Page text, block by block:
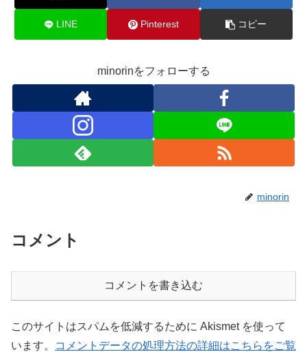
LINE Pinterest コピー
minorinをフォローする
minorin
コメント
コメントを書き込む
このサイトはスパムを低減するために Akismet を使って
います。
コメントデータの処理方法の詳細はこちらをご覧